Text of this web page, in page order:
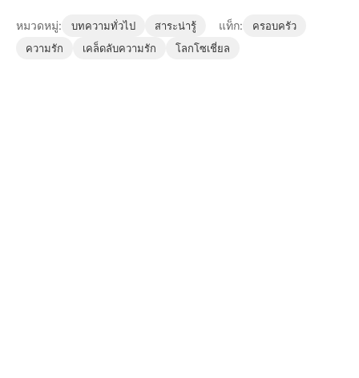
หมวดหมู่: บทความทั่วไป สาระน่ารู้ แท็ก:
ครอบครัว
ความรัก
เคล็ดลับความรัก โลกโซเชี่ยล